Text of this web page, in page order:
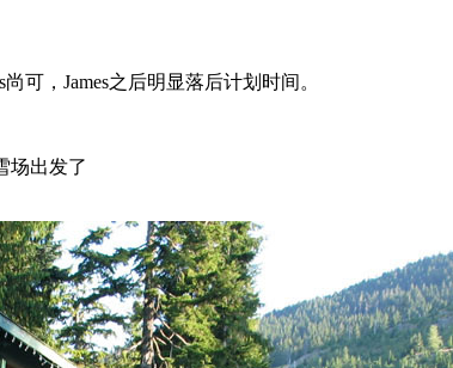
可，James之后明显落后计划时间。
场出发了